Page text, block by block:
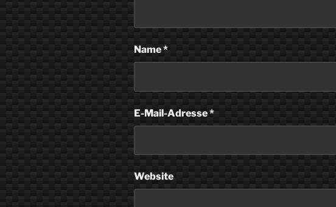
Name*
E-Mail-Adresse*
Website